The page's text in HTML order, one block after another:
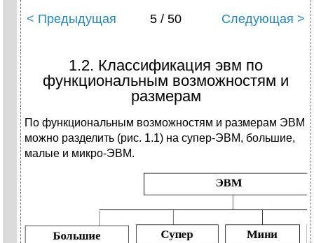
< Предыдущая 5 / 50 Следующая >
1.2. Классификация эвм по
функциональным возможностям и
размерам
По функциональным возможностям и размерам ЭВМ
можно разделить (рис. 1.1) на супер-ЭВМ, большие,
малые и микро-ЭВМ.